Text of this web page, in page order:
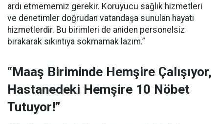
ardı etmememiz gerekir. Koruyucu sağlık hizmetleri
ve denetimler doğrudan vatandaşa sunulan hayati
hizmetlerdir. Bu birimleri de aniden personelsiz
bırakarak sıkıntıya sokmamak lazım.”
“Maaş Biriminde Hemşire Çalışıyor,
Hastanedeki Hemşire 10 Nöbet
Tutuyor!”